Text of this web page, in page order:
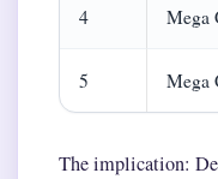
4 Mega
5 Mega
The implication: